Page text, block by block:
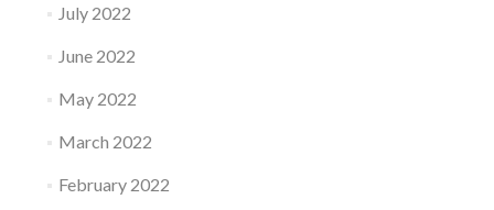
July 2022
June 2022
May 2022
March 2022
February 2022